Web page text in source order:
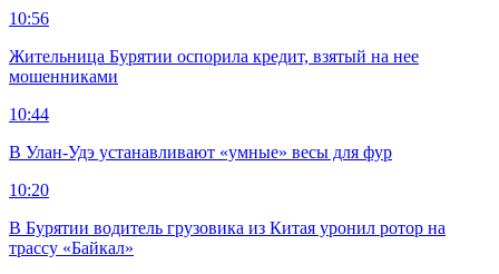
10:56
Жительница Бурятии оспорила кредит, взятый на нее
мошенниками
10:44
В Улан-Удэ устанавливают «умные» весы для фур
10:20
В Бурятии водитель грузовика из Китая уронил ротор на
трассу «Байкал»